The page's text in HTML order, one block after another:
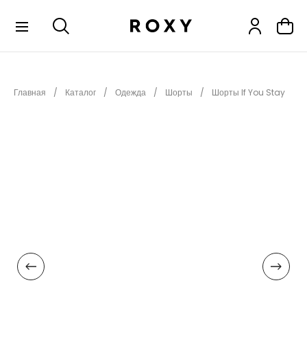
ПЛЯЖНАЯ ОДЕЖДА
АКСЕССУАРЫ
Главная Каталог Одежда Шорты Шорты If You Stay